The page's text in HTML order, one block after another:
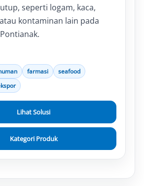
seperti logam, kaca,
kontaminan lain pada
farmasi
seafood
Lihat Solusi
Kategori Produk